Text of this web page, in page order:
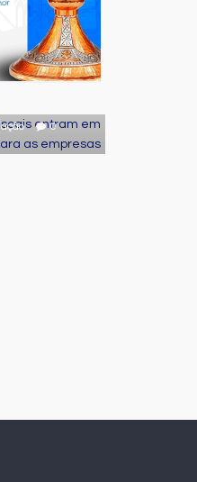
notas
para as
0